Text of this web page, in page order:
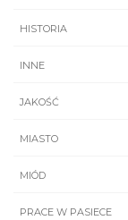
HISTORIA
INNE
JAKOŚĆ
MIASTO
MIÓD
PRACE W PASIECE